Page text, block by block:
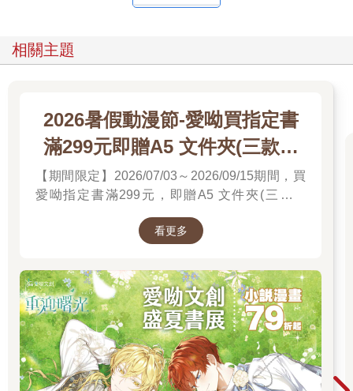
相關主題
2026暑假動漫節-愛呦買指定書
滿299元即贈A5 文件夾(三款隨
機)
【期間限定】2026/07/03～2026/09/15期間，買
愛呦指定書滿299元，即贈A5 文件夾(三款隨
看更多